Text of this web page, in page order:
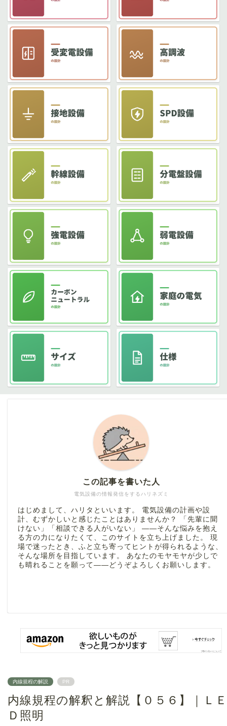
電気設備の情報発信をするハリネズミ
この記事を書いた人
はじめまして、ハリタといいます。 電気設備の計画や設
計、むずかしいと感じたことはありませんか？ 「先輩に聞
けない」「相談できる人がいない」 ――そんな悩みを抱え
る方の力になりたくて、このサイトを立ち上げました。 現
場で迷ったとき、ふと立ち寄ってヒントが得られるような、
そんな場所を目指しています。 あなたのモヤモヤが少しで
も晴れることを願って――どうぞよろしくお願いします。
内線規程の解説 PR
内線規程の解釈と解説【０５６】｜ＬＥ
Ｄ照明